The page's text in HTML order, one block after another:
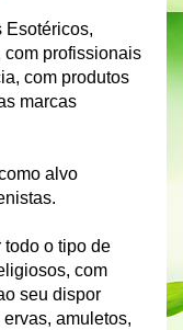
Esotéricos,
com profissionais
com produtos
marcas
alvo
todo o tipo de
com
seu dispor
amuletos,